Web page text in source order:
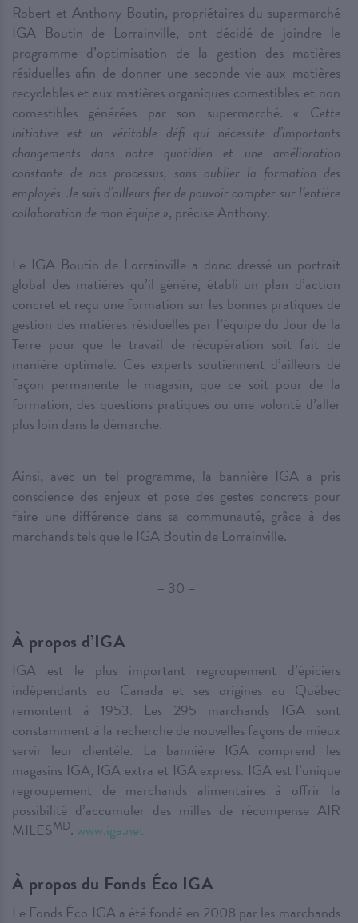
Robert et Anthony Boutin, propriétaires du supermarché
IGA Boutin de Lorrainville, ont décidé de joindre le
programme d’optimisation de la gestion des matières
résiduelles afin de donner une seconde vie aux matières
recyclables et aux matières organiques comestibles et non
comestibles générées par son supermarché. « Cette
initiative est un véritable défi qui nécessite d’importants
changements dans notre quotidien et une amélioration
constante de nos processus, sans oublier la formation des
employés. Je suis d’ailleurs fier de pouvoir compter sur l’entière
collaboration de mon équipe », précise Anthony.
Le IGA Boutin de Lorrainville a donc dressé un portrait
global des matières qu’il génère, établi un plan d’action
concret et reçu une formation sur les bonnes pratiques de
gestion des matières résiduelles par l’équipe du Jour de la
Terre pour que le travail de récupération soit fait de
manière optimale. Ces experts soutiennent d’ailleurs de
façon permanente le magasin, que ce soit pour de la
formation, des questions pratiques ou une volonté d’aller
plus loin dans la démarche.
Ainsi, avec un tel programme, la bannière IGA a pris
conscience des enjeux et pose des gestes concrets pour
faire une différence dans sa communauté, grâce à des
marchands tels que le IGA Boutin de Lorrainville.
– 30 –
À propos d’IGA
IGA est le plus important regroupement d’épiciers
indépendants au Canada et ses origines au Québec
remontent à 1953. Les 295 marchands IGA sont
constamment à la recherche de nouvelles façons de mieux
servir leur clientèle. La bannière IGA comprend les
magasins IGA, IGA extra et IGA express. IGA est l’unique
regroupement de marchands alimentaires à offrir la
possibilité d’accumuler des milles de récompense AIR
MILESMD. www.iga.net
À propos du Fonds Éco IGA
Le Fonds Éco IGA a été fondé en 2008 par les marchands